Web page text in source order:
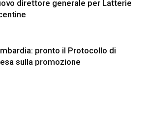
direttore generale per Latterie
pronto il Protocollo di
sulla promozione